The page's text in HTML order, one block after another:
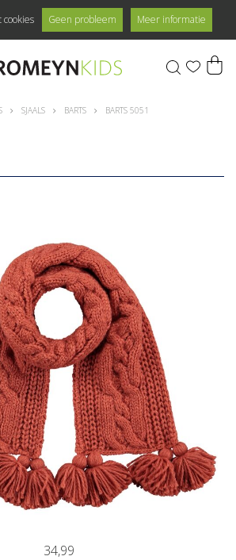
Geen probleem Meer informatie
0
SJAALS BARTS BARTS 5051
34,99